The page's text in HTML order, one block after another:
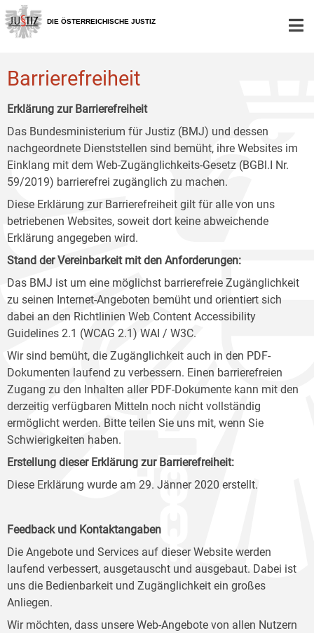
Zur
Hauptnavigation
[1]
Zum
Inhalt
[2]
Zum
Untermenü
[3]
DIE ÖSTERREICHISCHE JUSTIZ
Barrierefreiheit
Erklärung zur Barrierefreiheit
Das Bundesministerium für Justiz (BMJ) und dessen
nachgeordnete Dienststellen sind bemüht, ihre Websites im
Einklang mit dem Web-Zugänglichkeits-Gesetz (BGBl.I Nr.
59/2019) barrierefrei zugänglich zu machen.
Diese Erklärung zur Barrierefreiheit gilt für alle von uns
betriebenen Websites, soweit dort keine abweichende
Erklärung angegeben wird.
Stand der Vereinbarkeit mit den Anforderungen:
Das BMJ ist um eine möglichst barrierefreie Zugänglichkeit
zu seinen Internet-Angeboten bemüht und orientiert sich
dabei an den Richtlinien Web Content Accessibility
Guidelines 2.1 (WCAG 2.1) WAI / W3C.
Wir sind bemüht, die Zugänglichkeit auch in den PDF-
Dokumenten laufend zu verbessern. Einen barrierefreien
Zugang zu den Inhalten aller PDF-Dokumente kann mit den
derzeitig verfügbaren Mitteln noch nicht vollständig
ermöglicht werden. Bitte teilen Sie uns mit, wenn Sie
Schwierigkeiten haben.
Erstellung dieser Erklärung zur Barrierefreiheit:
Diese Erklärung wurde am 29. Jänner 2020 erstellt.
Feedback und Kontaktangaben
Die Angebote und Services auf dieser Website werden
laufend verbessert, ausgetauscht und ausgebaut. Dabei ist
uns die Bedienbarkeit und Zugänglichkeit ein großes
Anliegen.
Wir möchten, dass unsere Web-Angebote von allen Nutzern